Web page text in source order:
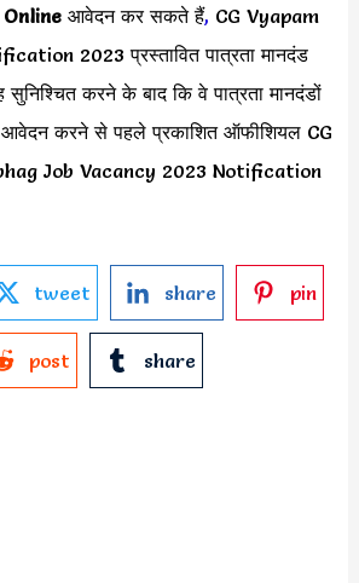
Online आवेदन कर सकते हैं, CG Vyapam
2023 प्रस्तावित पात्रता मानदंड
सुनिश्चित करने के बाद कि वे पात्रता मानदंडों
करने से पहले प्रकाशित ऑफीशियल CG
Job Vacancy 2023 Notification
tweet share pin
post share